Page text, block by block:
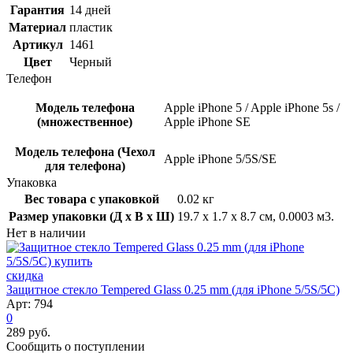
Гарантия 14 дней
Материал пластик
Артикул 1461
Цвет
Черный
Телефон
Модель телефона
(множественное)
Apple iPhone 5 / Apple iPhone 5s /
Apple iPhone SE
Модель телефона (Чехол
для телефона)
Apple iPhone 5/5S/SE
Упаковка
Вес товара с упаковкой
0.02 кг
Размер упаковки (Д x В x Ш) 19.7 x 1.7 x 8.7 см, 0.0003 м3.
Нет в наличии
скидка
Защитное стекло Tempered Glass 0.25 mm (для iPhone 5/5S/5C)
Арт: 794
0
289 руб.
Сообщить о поступлении